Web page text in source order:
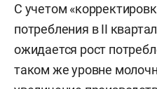
С учетом
потребления в II
ожидается рост
таком же уровне